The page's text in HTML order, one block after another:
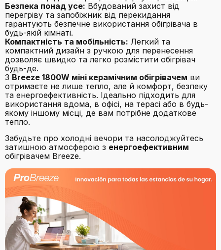
Безпека понад усе: Вбудований захист від
перегріву та запобіжник від перекидання
гарантують безпечне використання обігрівача в
будь-якій кімнаті.
Компактність та мобільність: Легкий та
компактний дизайн з ручкою для перенесення
дозволяє швидко та легко розмістити обігрівач
будь-де.
З Breeze 1800W міні керамічним обігрівачем ви
отримаєте не лише тепло, але й комфорт, безпеку
та енергоефективність. Ідеально підходить для
використання вдома, в офісі, на терасі або в будь-
якому іншому місці, де вам потрібне додаткове
тепло.
Забудьте про холодні вечори та насолоджуйтесь
затишною атмосферою з енергоефективним
обігрівачем Breeze.